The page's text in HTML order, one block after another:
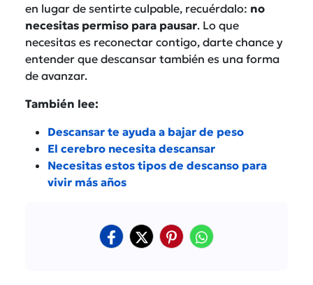
en lugar de sentirte culpable, recuérdalo: no
necesitas permiso para pausar. Lo que
necesitas es reconectar contigo, darte chance y
entender que descansar también es una forma
de avanzar.
También lee:
Descansar te ayuda a bajar de peso
El cerebro necesita descansar
Necesitas estos tipos de descanso para
vivir más años